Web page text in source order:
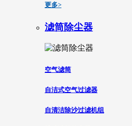
更多>
滤筒除尘器
空气滤筒
自洁式空气过滤器
自清洁除沙过滤机组